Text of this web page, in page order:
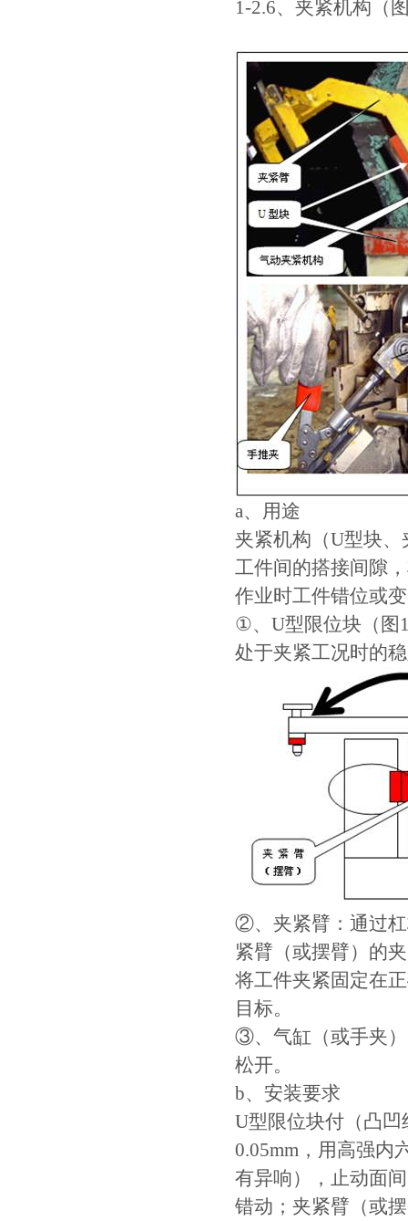
1-2.6、夹紧机构（
a、用途
夹紧机构（U型块
工件间的搭接间隙
作业时工件错位或
①、U型限位块（图
处于夹紧工况时的
②、夹紧臂：通过
紧臂（或摆臂）的
将工件夹紧固定在
目标。
③、气缸（或手夹
松开。
b、安装要求
U型限位块付（凸
0.05mm，用高强内
有异响），止动面
错动；夹紧臂（或